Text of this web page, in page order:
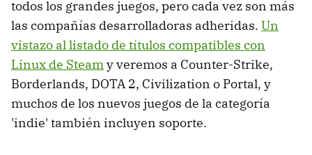
todos los grandes juegos, pero cada vez son más
las compañías desarrolladoras adheridas. Un
vistazo al listado de títulos compatibles con
Linux de Steamy veremos a Counter-Strike,
Borderlands, DOTA 2, Civilization o Portal, y
muchos de los nuevos juegos de la categoría
'indie' también incluyen soporte.